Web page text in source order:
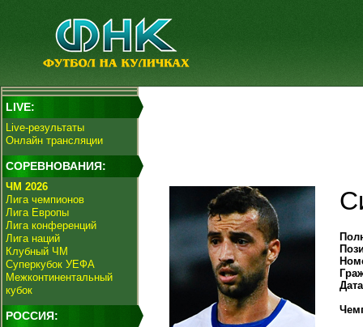
LIVE:
Live-результаты
Онлайн трансляции
СОРЕВНОВАНИЯ:
ЧМ 2026
Лига чемпионов
Лига Европы
Лига конференций
Лига наций
Клубный ЧМ
Суперкубок УЕФА
Межконтинентальный
кубок
РОССИЯ: